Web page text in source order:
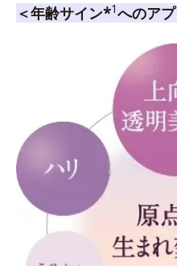
＜年齢サイン*1へのア